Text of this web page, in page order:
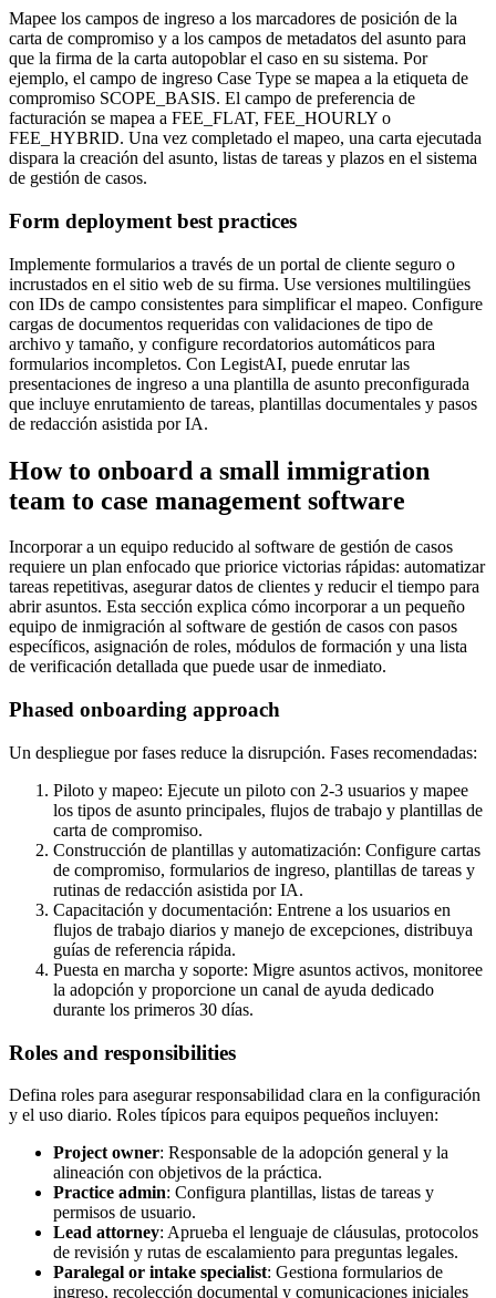
Mapee los campos de ingreso a los marcadores de posición de la
carta de compromiso y a los campos de metadatos del asunto para
que la firma de la carta autopoblar el caso en su sistema. Por
ejemplo, el campo de ingreso Case Type se mapea a la etiqueta de
compromiso SCOPE_BASIS. El campo de preferencia de
facturación se mapea a FEE_FLAT, FEE_HOURLY o
FEE_HYBRID. Una vez completado el mapeo, una carta ejecutada
dispara la creación del asunto, listas de tareas y plazos en el sistema
de gestión de casos.
Form deployment best practices
Implemente formularios a través de un portal de cliente seguro o
incrustados en el sitio web de su firma. Use versiones multilingües
con IDs de campo consistentes para simplificar el mapeo. Configure
cargas de documentos requeridas con validaciones de tipo de
archivo y tamaño, y configure recordatorios automáticos para
formularios incompletos. Con LegistAI, puede enrutar las
presentaciones de ingreso a una plantilla de asunto preconfigurada
que incluye enrutamiento de tareas, plantillas documentales y pasos
de redacción asistida por IA.
How to onboard a small immigration
team to case management software
Incorporar a un equipo reducido al software de gestión de casos
requiere un plan enfocado que priorice victorias rápidas: automatizar
tareas repetitivas, asegurar datos de clientes y reducir el tiempo para
abrir asuntos. Esta sección explica cómo incorporar a un pequeño
equipo de inmigración al software de gestión de casos con pasos
específicos, asignación de roles, módulos de formación y una lista
de verificación detallada que puede usar de inmediato.
Phased onboarding approach
Un despliegue por fases reduce la disrupción. Fases recomendadas:
Piloto y mapeo: Ejecute un piloto con 2-3 usuarios y mapee
los tipos de asunto principales, flujos de trabajo y plantillas de
carta de compromiso.
Construcción de plantillas y automatización: Configure cartas
de compromiso, formularios de ingreso, plantillas de tareas y
rutinas de redacción asistida por IA.
Capacitación y documentación: Entrene a los usuarios en
flujos de trabajo diarios y manejo de excepciones, distribuya
guías de referencia rápida.
Puesta en marcha y soporte: Migre asuntos activos, monitoree
la adopción y proporcione un canal de ayuda dedicado
durante los primeros 30 días.
Roles and responsibilities
Defina roles para asegurar responsabilidad clara en la configuración
y el uso diario. Roles típicos para equipos pequeños incluyen:
Project owner: Responsable de la adopción general y la
alineación con objetivos de la práctica.
Practice admin: Configura plantillas, listas de tareas y
permisos de usuario.
Lead attorney: Aprueba el lenguaje de cláusulas, protocolos
de revisión y rutas de escalamiento para preguntas legales.
Paralegal or intake specialist: Gestiona formularios de
ingreso, recolección documental y comunicaciones iniciales